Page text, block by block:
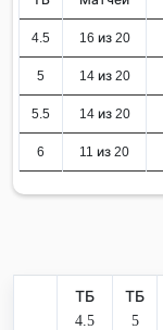
4.5 16 из 20
5 14 из 20
5.5 14 из 20
6 11 из 20
ТБ
4.5
ТБ
5